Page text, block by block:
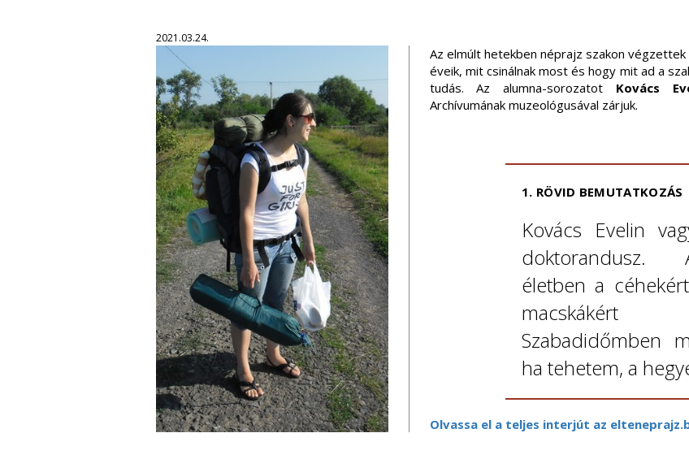
2021.03.24.
Az elmúlt hetekben néprajz szakon
éveik, mit csinálnak most és hogy mit ad a
tudás. Az alumna-sorozatot Kovács
Archívumának muzeológusával zárjuk.
1. RÖVID BEMUTATKOZÁS
Kovács Evelin
doktorandusz.
életben a
Szabadidőmben
ha tehetem, a
Olvassa el a teljes interjút az